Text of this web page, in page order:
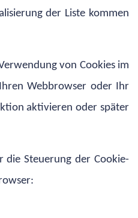
der Liste kommen
von Cookies im
Webbrowser oder Ihr
aktivieren oder später
die Steuerung der Cookie-